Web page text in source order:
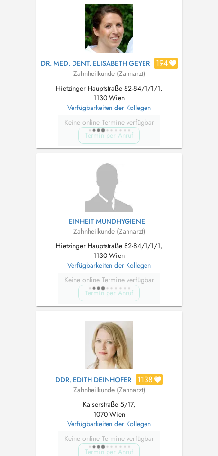
DR. MED. DENT. ELISABETH GEYER 194
Zahnheilkunde (Zahnarzt)
Hietzinger Hauptstraße 82-84/1/1/1,
1130 Wien
Verfügbarkeiten der Kollegen
Keine online Termine verfügbar
Termin per Anruf
EINHEIT MUNDHYGIENE
Zahnheilkunde (Zahnarzt)
Hietzinger Hauptstraße 82-84/1/1/1,
1130 Wien
Verfügbarkeiten der Kollegen
Keine online Termine verfügbar
Termin per Anruf
DDR. EDITH DEINHOFER 1138
Zahnheilkunde (Zahnarzt)
Kaiserstraße 5/17,
1070 Wien
Verfügbarkeiten der Kollegen
Keine online Termine verfügbar
Termin per Anruf